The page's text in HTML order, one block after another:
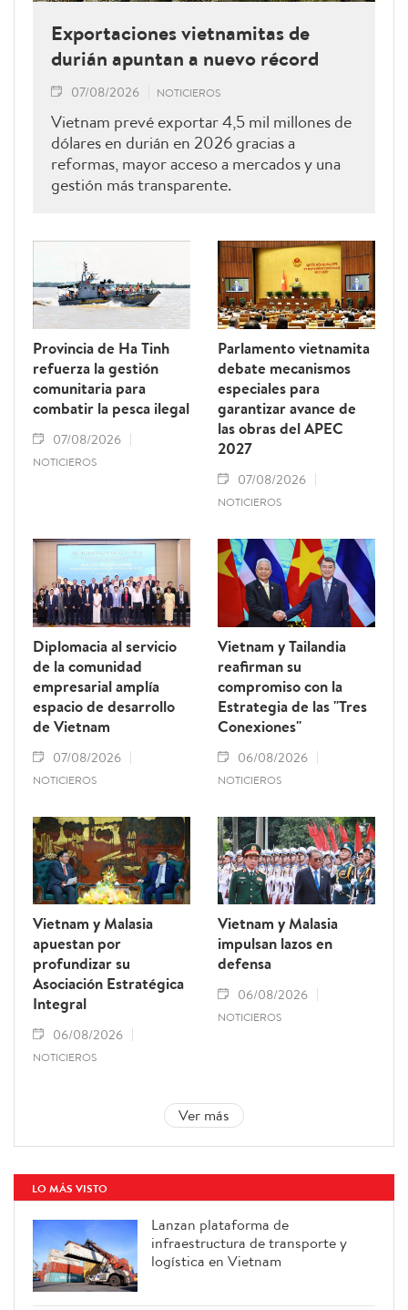
Exportaciones vietnamitas de
durián apuntan a nuevo récord
07/08/2026 NOTICIEROS
Vietnam prevé exportar 4,5 mil millones de
dólares en durián en 2026 gracias a
reformas, mayor acceso a mercados y una
gestión más transparente.
Provincia de Ha Tinh
refuerza la gestión
comunitaria para
combatir la pesca ilegal
07/08/2026
NOTICIEROS
Parlamento vietnamita
debate mecanismos
especiales para
garantizar avance de
las obras del APEC
2027
07/08/2026
NOTICIEROS
Diplomacia al servicio
de la comunidad
empresarial amplía
espacio de desarrollo
de Vietnam
07/08/2026
NOTICIEROS
Vietnam y Tailandia
reafirman su
compromiso con la
Estrategia de las "Tres
Conexiones"
06/08/2026
NOTICIEROS
Vietnam y Malasia
apuestan por
profundizar su
Asociación Estratégica
Integral
06/08/2026
NOTICIEROS
Vietnam y Malasia
impulsan lazos en
defensa
06/08/2026
NOTICIEROS
Ver más
LO MÁS VISTO
Lanzan plataforma de
infraestructura de transporte y
logística en Vietnam